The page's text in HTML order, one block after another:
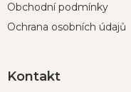
Obchodní podmínky
Ochrana osobních údajů
Kontakt